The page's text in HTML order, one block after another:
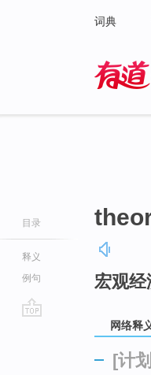
词典
目录
释义
例句
宏观经
网络释
[计